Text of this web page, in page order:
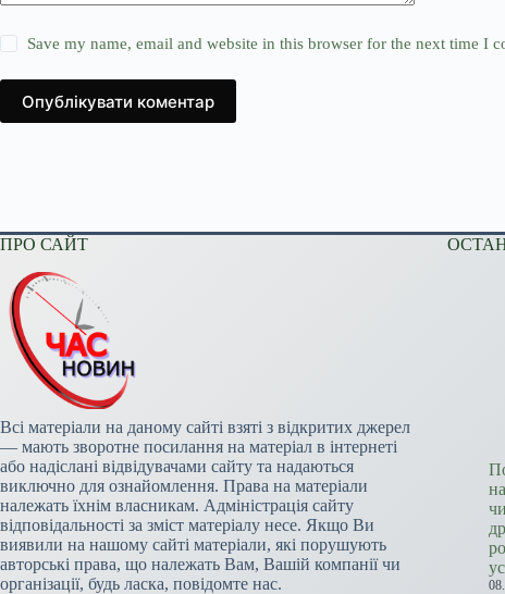
Save my name, email and website in this browser for the next time I
Опублікувати коментар
ПРО САЙТ
Всі матеріали на даному сайті взяті з відкритих джерел
— мають зворотне посилання на матеріал в інтернеті
або надіслані відвідувачами сайту та надаються
виключно для ознайомлення. Права на матеріали
належать їхнім власникам. Адміністрація сайту
відповідальності за зміст матеріалу несе. Якщо Ви
виявили на нашому сайті матеріали, які порушують
авторські права, що належать Вам, Вашій компанії чи
організації, будь ласка, повідомте нас.